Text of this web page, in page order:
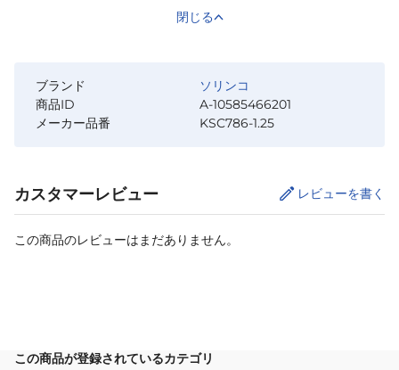
閉じる
ブランド
ソリンコ
商品ID
A-10585466201
メーカー品番
KSC786-1.25
カスタマーレビュー レビューを書く
この商品のレビューはまだありません。
この商品が登録されているカテゴリ